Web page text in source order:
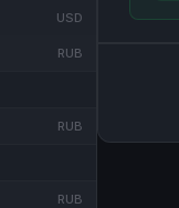
USD
RUB
RUB
RUB